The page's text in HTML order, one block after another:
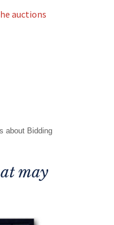
auctions
about Bidding
may